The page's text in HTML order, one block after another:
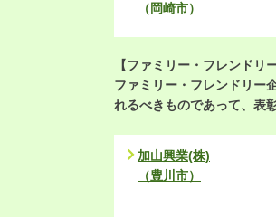
（岡崎市）
【ファミリー・フレンドリ
ファミリー・フレンドリー
れるべきものであって、表
加山興業(株)
（豊川市）